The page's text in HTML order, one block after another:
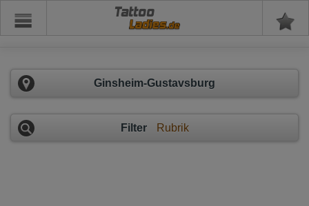
Tattoo
Ginsheim-Gustavsburg
Filter Rubrik